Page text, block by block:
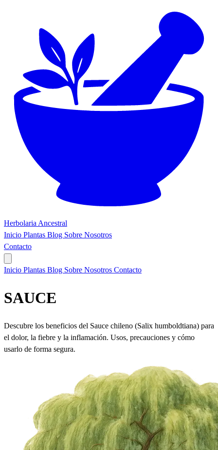
Herbolaria Ancestral
Inicio Plantas Blog Sobre Nosotros
Contacto
Inicio Plantas Blog Sobre Nosotros Contacto
SAUCE
Descubre los beneficios del Sauce chileno (Salix humboldtiana) para
el dolor, la fiebre y la inflamación. Usos, precauciones y cómo
usarlo de forma segura.